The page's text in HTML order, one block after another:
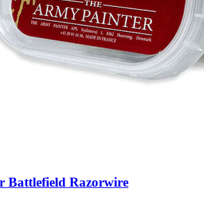
Battlefield Razorwire